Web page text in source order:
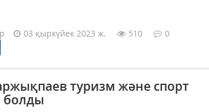
03 қыркүйек 2023 ж. 510
0
туризм және спорт
болды